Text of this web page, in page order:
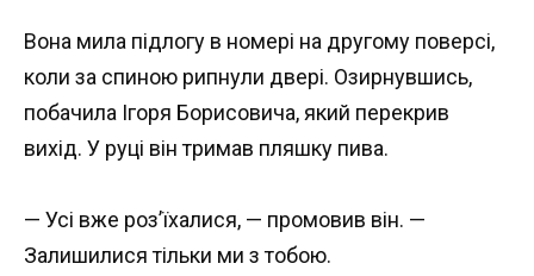
Вона мила підлогу в номері на другому поверсі,
коли за спиною рипнули двері. Озирнувшись,
побачила Ігоря Борисовича, який перекрив
вихід. У руці він тримав пляшку пива.
— Усі вже роз’їхалися, — промовив він. —
Залишилися тільки ми з тобою.